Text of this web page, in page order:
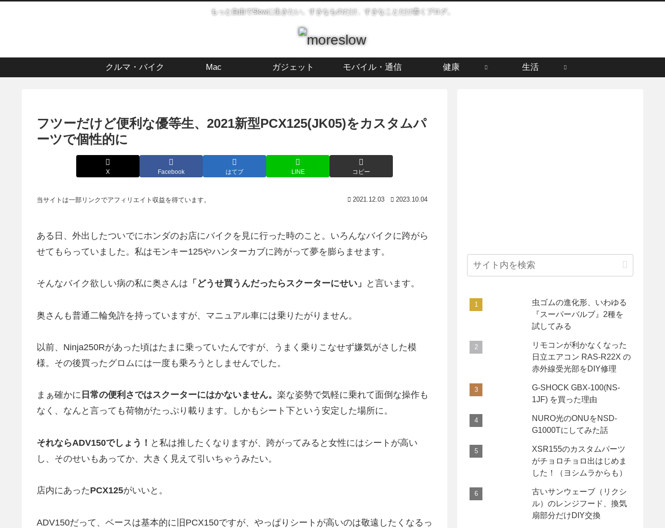
もっと自由でSlowに生きたい。すきなものだけ、すきなことだけ書くブログ。
クルマ・バイク Mac ガジェット モバイル・通信 健康 生活
フツーだけど便利な優等生、2021新型PCX125(JK05)をカスタムパ
ーツで個性的に
X Facebook はてブ LINE コピー
2021.12.03 2023.10.04
ある日、外出したついでにホンダのお店にバイクを見に行った時のこと。いろんなバイクに跨がら
せてもらっていました。私はモンキー125やハンターカブに跨がって夢を膨らませます。
そんなバイク欲しい病の私に奥さんは 「どうせ買うんだったらスクーターにせい」 と言います。
奥さんも普通二輪免許を持っていますが、マニュアル車には乗りたがりません。
以前、Ninja250Rがあった頃はたまに乗っていたんですが、うまく乗りこなせず嫌気がさした模
様。その後買ったグロムには一度も乗ろうとしませんでした。
まぁ確かに 日常の便利さではスクーターにはかないません。 楽な姿勢で気軽に乗れて面倒な操作も
なく、なんと言っても荷物がたっぷり載ります。しかもシート下という安定した場所に。
それならADV150でしょう！ と私は推したくなりますが、跨がってみると女性にはシートが高い
し、そのせいもあってか、大きく見えて引いちゃうみたい。
店内にあったPCX125がいいと。
ADV150だって、ベースは基本的に旧PCX150ですが、やっぱりシートが高いのは敬遠したくなるっ
虫ゴムの進化形、いわゆる
『スーパーバルブ』2種を
試してみる
リモコンが利かなくなった
日立エアコン RAS-R22X の
赤外線受光部をDIY修理
G-SHOCK GBX-100(NS-
1JF) を買った理由
NURO光のONUをNSD-
G1000Tにしてみた話
XSR155のカスタムパーツ
がチョロチョロ出はじめま
した！（ヨシムラからも）
古いサンウェーブ（リクシ
ル）のレンジフード、換気
扇部分だけDIY交換